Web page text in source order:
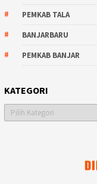
PEMKAB TALA
BANJARBARU
PEMKAB BANJAR
KATEGORI
Kategori